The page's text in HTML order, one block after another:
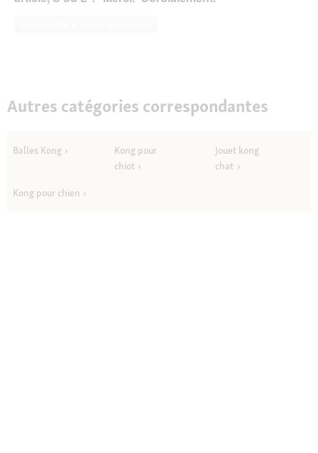
Autres catégories correspondantes
Balles Kong
Kong pour
chiot
Jouet kong
chat
Kong pour chien